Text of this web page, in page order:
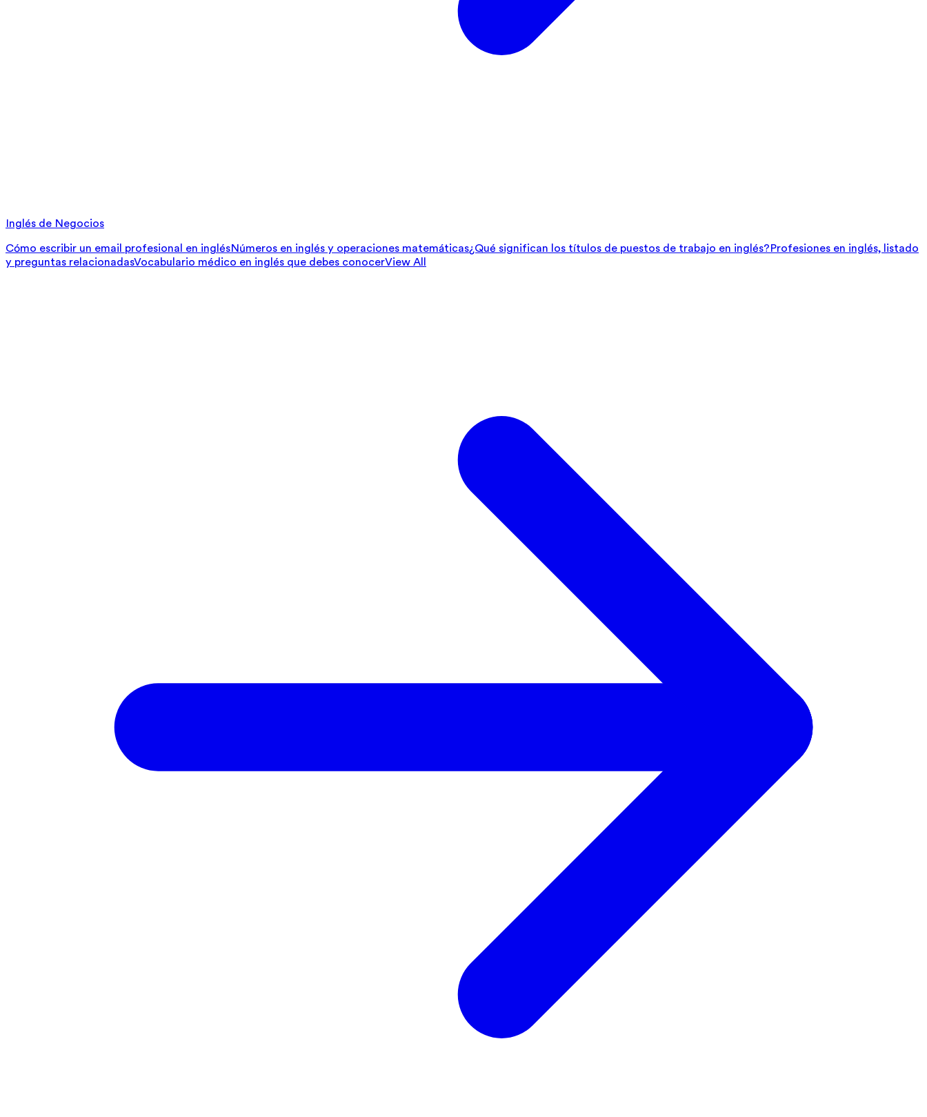
Inglés de Negocios
Cómo escribir un email profesional en inglésNúmeros en inglés y operaciones matemáticas¿Qué significan los títulos de puestos de trabajo en inglés?Profesiones en inglés, listado
y preguntas relacionadasVocabulario médico en inglés que debes conocerView All